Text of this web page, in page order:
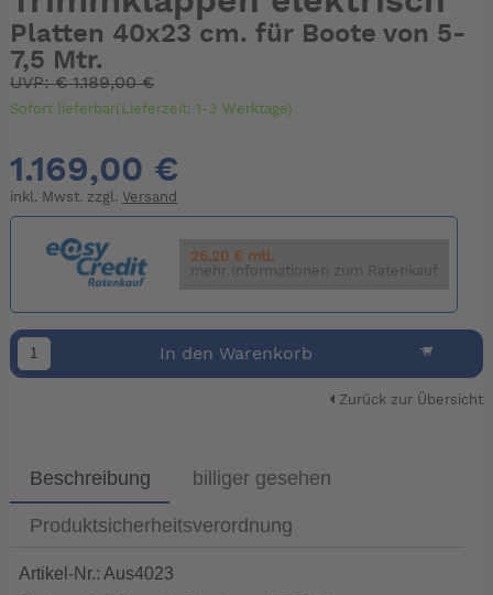
Platten 40x23 cm. für Boote von 5-
7,5 Mtr.
UVP:€1.189,00 €
Sofort lieferbar(Lieferzeit: 1-3 Werktage)
1.169,00 €
inkl. Mwst. zzgl. Versand
26.20 € mtl.
mehr Informationen zum Ratenkauf
In den Warenkorb
Zurück zur Übersicht
Beschreibung billiger gesehen
Produktsicherheitsverordnung
Artikel-Nr.: Aus4023